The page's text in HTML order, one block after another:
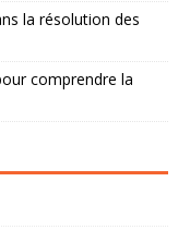
la résolution des
comprendre la